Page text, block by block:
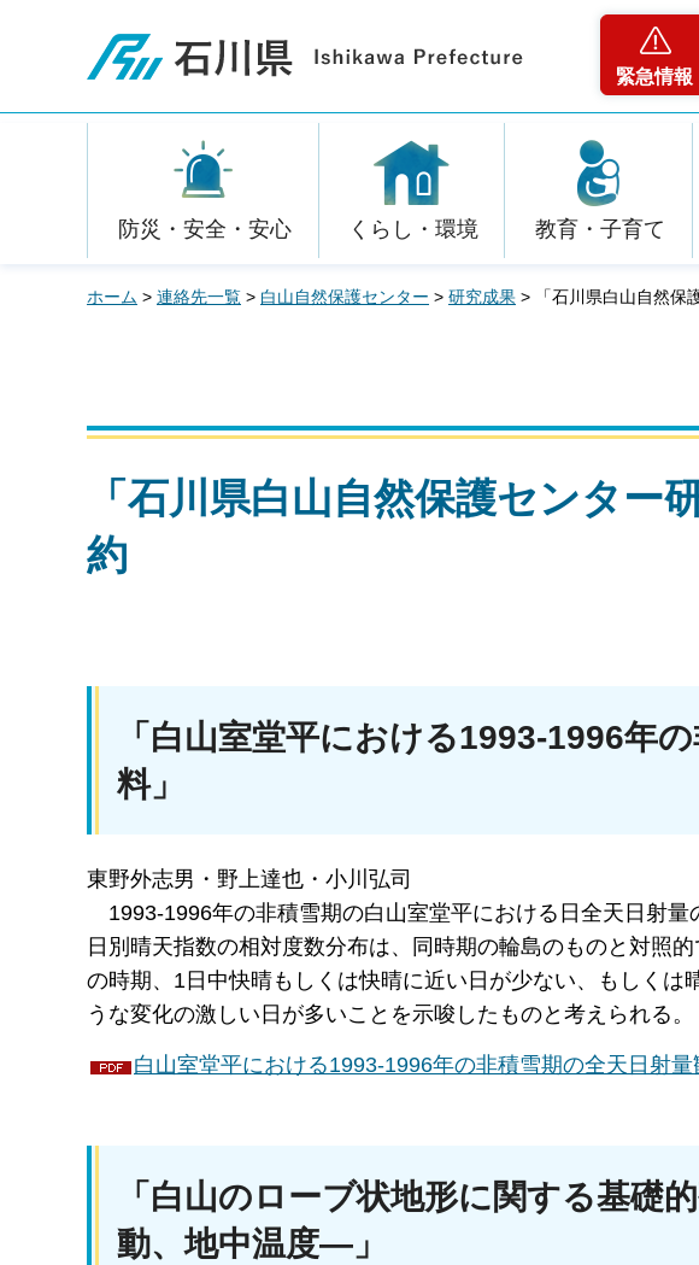
石川県
緊急情報
防災・安全・安心 くらし・環境 教育・子育て
ホーム > 連絡先一覧 > 白山自然保護センター > 研究成果 > 「石川県白山自然保
「石川県白山自然保護センター
約
「白山室堂平における1993-1996年
料」
東野外志男・野上達也・小川弘司
1993-1996年の非積雪期の白山室堂平における日全天日射
日別晴天指数の相対度数分布は、同時期の輪島のものと対照
の時期、1日中快晴もしくは快晴に近い日が少ない、もしくは
うな変化の激しい日が多いことを示唆したものと考えられる。
白山室堂平における1993-1996年の非積雪期の全天日射量
「白山のローブ状地形に関する基礎
動、地中温度―」